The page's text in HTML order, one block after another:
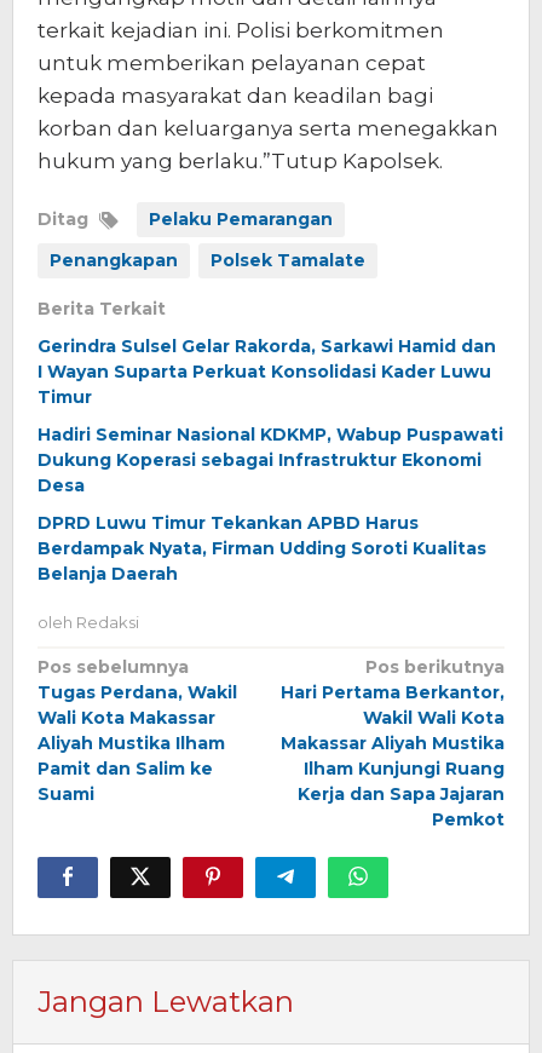
terkait kejadian ini. Polisi berkomitmen
untuk memberikan pelayanan cepat
kepada masyarakat dan keadilan bagi
korban dan keluarganya serta menegakkan
hukum yang berlaku.”Tutup Kapolsek.
Ditag
Pelaku Pemarangan
Penangkapan
Polsek Tamalate
Berita Terkait
Gerindra Sulsel Gelar Rakorda, Sarkawi Hamid dan
I Wayan Suparta Perkuat Konsolidasi Kader Luwu
Timur
Hadiri Seminar Nasional KDKMP, Wabup Puspawati
Dukung Koperasi sebagai Infrastruktur Ekonomi
Desa
DPRD Luwu Timur Tekankan APBD Harus
Berdampak Nyata, Firman Udding Soroti Kualitas
Belanja Daerah
oleh Redaksi
Navigasi
pos
Pos sebelumnya
Tugas Perdana, Wakil
Wali Kota Makassar
Aliyah Mustika Ilham
Pamit dan Salim ke
Suami
Pos berikutnya
Hari Pertama Berkantor,
Wakil Wali Kota
Makassar Aliyah Mustika
Ilham Kunjungi Ruang
Kerja dan Sapa Jajaran
Pemkot
Jangan Lewatkan